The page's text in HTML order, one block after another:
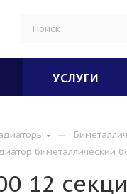
УСЛУГИ
—
биметаллический
12